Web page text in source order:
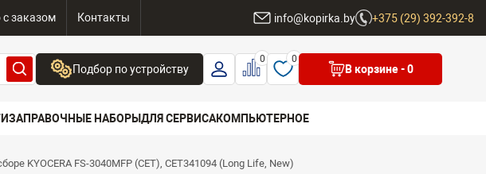
с заказом Контакты info@kopirka.by +375 (29) 392-392-8
Подбор по устройству
Выберите бренд
0 0
В корзине- 0
ЗАПРАВОЧНЫЕ НАБОРЫДЛЯ СЕРВИСАКОМПЬЮТЕРНОЕ
KYOCERA FS-3040MFP (CET), CET341094 (Long Life, New)